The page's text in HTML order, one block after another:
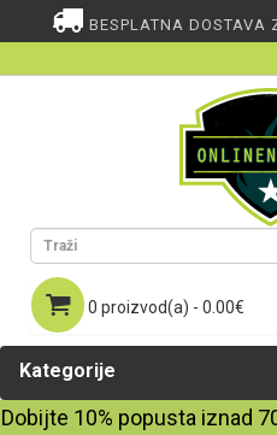
BESPLATNA
0 proizvod(a) - 0.00€
Kategorije
Dobijte 10% popusta iznad